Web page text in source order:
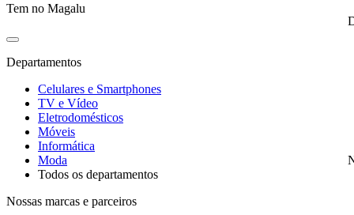
Tem no Magalu
Departamentos
Celulares e Smartphones
TV e Vídeo
Eletrodomésticos
Móveis
Informática
Moda
Todos os departamentos
Nossas marcas e parceiros